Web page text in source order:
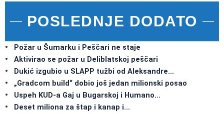
POSLEDNJE DODATO
Požar u Šumarku i Peščari ne staje
Aktivirao se požar u Deliblatskoj peščari
Dukić izgubio u SLAPP tužbi od Aleksandre…
„Gradcom build“ dobio još jedan milionski posao
Uspeh KUD-a Gaj u Bugarskoj i Humano…
Deset miliona za štap i kanap i…